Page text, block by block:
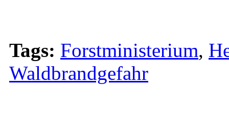
Tags: Forstministerium,
Waldbrandgefahr